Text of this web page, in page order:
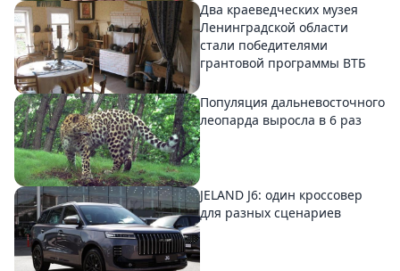
Два краеведческих музея
Ленинградской области
стали победителями
грантовой программы ВТБ
Популяция дальневосточного
леопарда выросла в 6 раз
JELAND J6: один кроссовер
для разных сценариев